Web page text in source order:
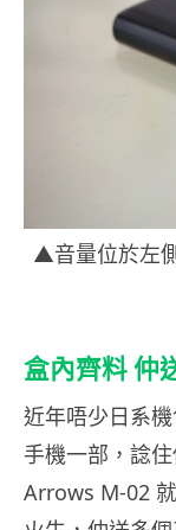
▲音量位於左
盒內齊料 仲
近年唔少日系
手機一部，諗
Arrows M-02